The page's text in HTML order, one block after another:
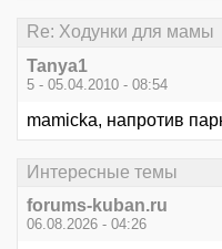
Re: Ходунки для мамы
Tanya1
5 - 05.04.2010 - 08:54
mamicka, напротив
Интересные темы
forums-kuban.ru
06.08.2026 - 04:26